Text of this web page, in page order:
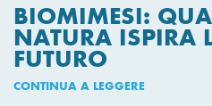
BIOMIMESI:
NATURA ISPIRA
FUTURO
CONTINUA A LEGGERE